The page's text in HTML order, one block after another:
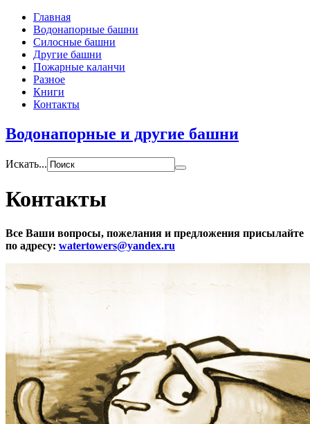
Главная
Водонапорные башни
Силосные башни
Другие башни
Пожарные каланчи
Разное
Книги
Контакты
Водонапорные и другие башни
Искать...
Контакты
Все Ваши вопросы, пожелания и предложения присылайте
по адресу: watertowers@yandex.ru